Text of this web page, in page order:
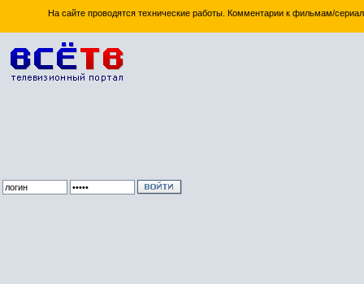
На сайте проводятся технические работы. Комментарии к фильмам/